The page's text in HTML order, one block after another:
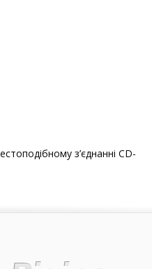
з’єднанні CD-